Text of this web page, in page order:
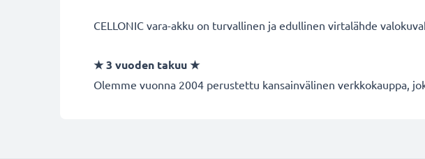
CELLONIC vara-akku on turvallinen ja edullinen virtalähde
★3 vuoden takuu★
Olemme vuonna 2004 perustettu kansainvälinen verkkokauppa,